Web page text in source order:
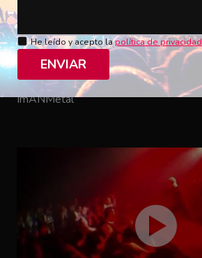
Toundra – Bizancio / Byzantium
ES, Madrid, Sala Caracol
11/12/2011
ImANMetal
He leído y acepto lapolítica de privacidad
ENVIAR